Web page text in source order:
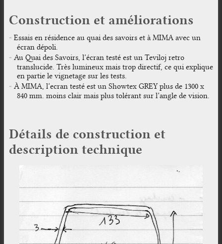
Construction et améliorations
Essais en résidence au quai des savoirs et à MIMA avec un
écran dépoli.
Au Quai des Savoirs, l’écran testé est un Teviloj retro
translucide. Très lumineux mais trop directif, ce qui explique
en partie le vignetage sur les tests.
À MIMA, l’ecran testé est un Showtex GREY plus de 1300 x
840 mm. moins clair mais plus tolérant sur l’angle de vision.
Détails de construction et
description technique